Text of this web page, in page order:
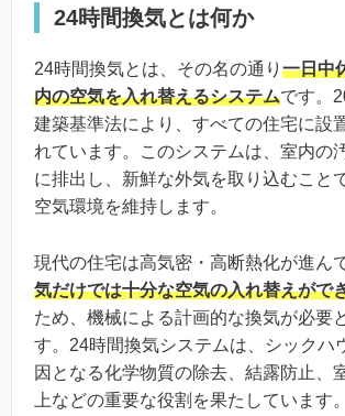
24時間換気とは何か
24時間換気とは、その名の通り 一日中
内の空気を入れ替えるシステムです。
建築基準法により、すべての住宅に設
れています。このシステムは、室内の
に排出し、新鮮な外気を取り込むこと
空気環境を維持します。
現代の住宅は高気密・高断熱化が進ん
気だけでは十分な空気の入れ替えがで
ため、機械による計画的な換気が必要
す。24時間換気システムは、シックハ
因となる化学物質の除去、結露防止、
上などの重要な役割を果たしています。